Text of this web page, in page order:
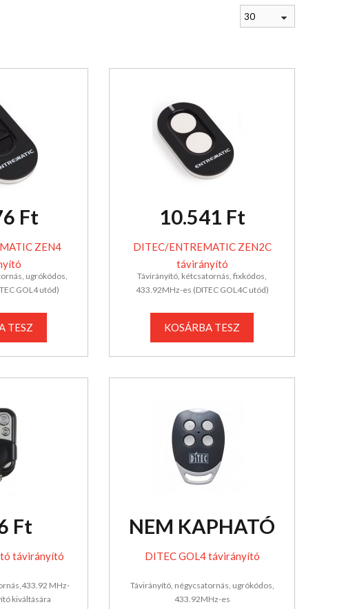
30
Ft
ZEN4
ugrókódos,
GOL4 utód)
TESZ
10.541 Ft
DITEC/ENTREMATIC ZEN2C
távirányító
Távirányító, kétcsatornás, fixkódos,
433.92MHz-es (DITEC GOL4C utód)
KOSÁRBA TESZ
Ft
távirányító
MHz-
kiváltására
NEM KAPHATÓ
DITEC GOL4 távirányító
Távirányító, négycsatornás, ugrókódos,
433.92MHz-es